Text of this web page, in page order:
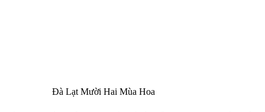
Đà Lạt Mười Hai Mùa Hoa